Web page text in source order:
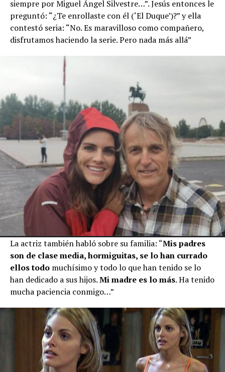
siempre por Miguel Ángel Silvestre…”. Jesús entonces le
preguntó: “¿Te enrollaste con él (‘El Duque’)?” y ella
contestó seria: “No. Es maravilloso como compañero,
disfrutamos haciendo la serie. Pero nada más allá”
La actriz también habló sobre su familia: “Mis padres
son de clase media, hormiguitas, se lo han currado
ellos todo muchísimo y todo lo que han tenido se lo
han dedicado a sus hijos.Mi madre es lo más. Ha tenido
mucha paciencia conmigo…”